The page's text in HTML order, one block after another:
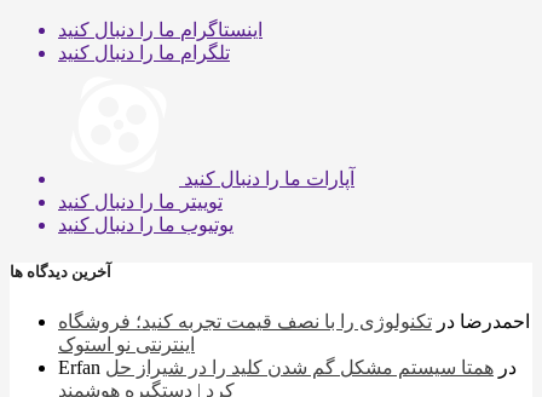
اینستاگرام ما را دنبال کنید
تلگرام ما را دنبال کنید
آپارات ما را دنبال کنید
توییتر ما را دنبال کنید
یوتیوب ما را دنبال کنید
آخرین دیدگاه ها
احمدرضا در تکنولوژی را با نصف قیمت تجربه کنید؛ فروشگاه
اینترنتی نو استوک
Erfan
در همتا سیستم مشکل گم شدن کلید را در شیراز حل
کرد | دستگیره هوشمند